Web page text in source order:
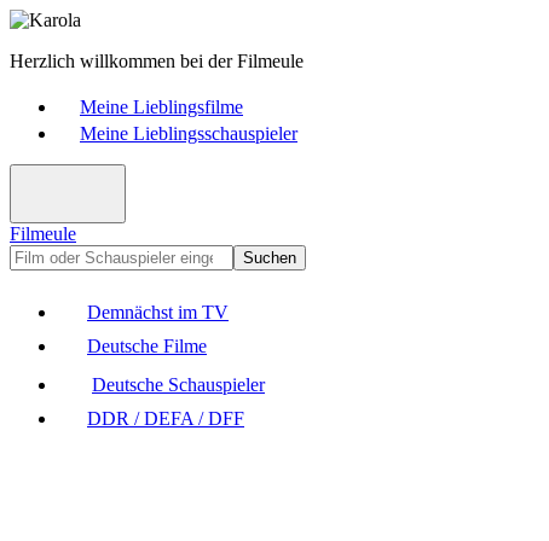
Herzlich willkommen bei der Filmeule
Meine Lieblingsfilme
Meine Lieblingsschauspieler
Filmeule
Suchen
Demnächst im TV
Deutsche Filme
Deutsche Schauspieler
DDR / DEFA / DFF